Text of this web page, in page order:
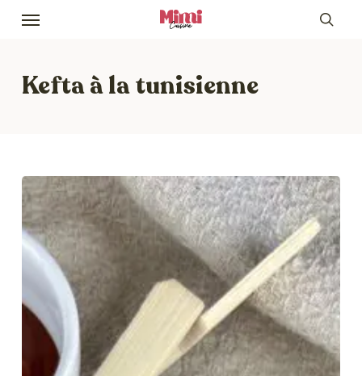
Skip
content
Menu
Kefta à la tunisienne